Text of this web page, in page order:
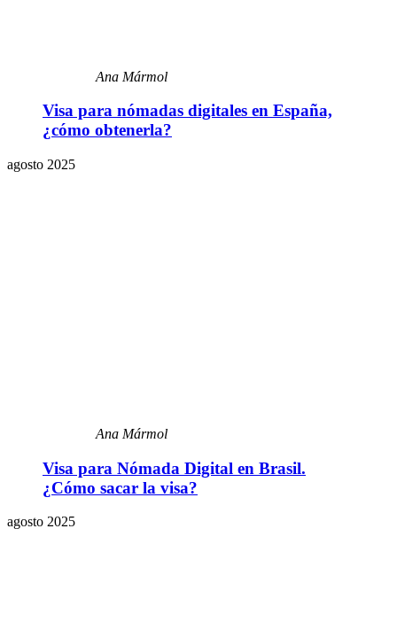
Ana Mármol
Visa para nómadas digitales en España,
¿cómo obtenerla?
agosto 2025
Ana Mármol
Visa para Nómada Digital en Brasil.
¿Cómo sacar la visa?
agosto 2025